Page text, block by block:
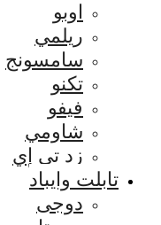
اوبو
ريلمي
سامسونج
تكنو
فيفو
شاومي
زد تي إي
تابلت وايباد
دوجى